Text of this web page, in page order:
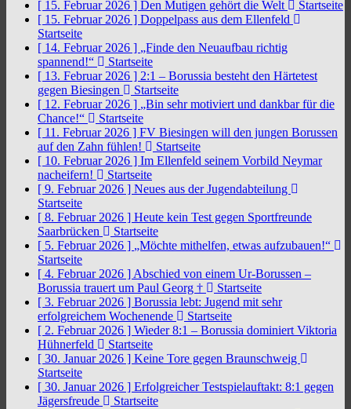
[ 15. Februar 2026 ] Den Mutigen gehört die Welt
Startseite
[ 15. Februar 2026 ] Doppelpass aus dem Ellenfeld
Startseite
[ 14. Februar 2026 ] „Finde den Neuaufbau richtig
spannend!“
Startseite
[ 13. Februar 2026 ] 2:1 – Borussia besteht den Härtetest
gegen Biesingen
Startseite
[ 12. Februar 2026 ] „Bin sehr motiviert und dankbar für die
Chance!“
Startseite
[ 11. Februar 2026 ] FV Biesingen will den jungen Borussen
auf den Zahn fühlen!
Startseite
[ 10. Februar 2026 ] Im Ellenfeld seinem Vorbild Neymar
nacheifern!
Startseite
[ 9. Februar 2026 ] Neues aus der Jugendabteilung
Startseite
[ 8. Februar 2026 ] Heute kein Test gegen Sportfreunde
Saarbrücken
Startseite
[ 5. Februar 2026 ] „Möchte mithelfen, etwas aufzubauen!“
Startseite
[ 4. Februar 2026 ] Abschied von einem Ur-Borussen –
Borussia trauert um Paul Georg †
Startseite
[ 3. Februar 2026 ] Borussia lebt: Jugend mit sehr
erfolgreichem Wochenende
Startseite
[ 2. Februar 2026 ] Wieder 8:1 – Borussia dominiert Viktoria
Hühnerfeld
Startseite
[ 30. Januar 2026 ] Keine Tore gegen Braunschweig
Startseite
[ 30. Januar 2026 ] Erfolgreicher Testspielauftakt: 8:1 gegen
Jägersfreude
Startseite